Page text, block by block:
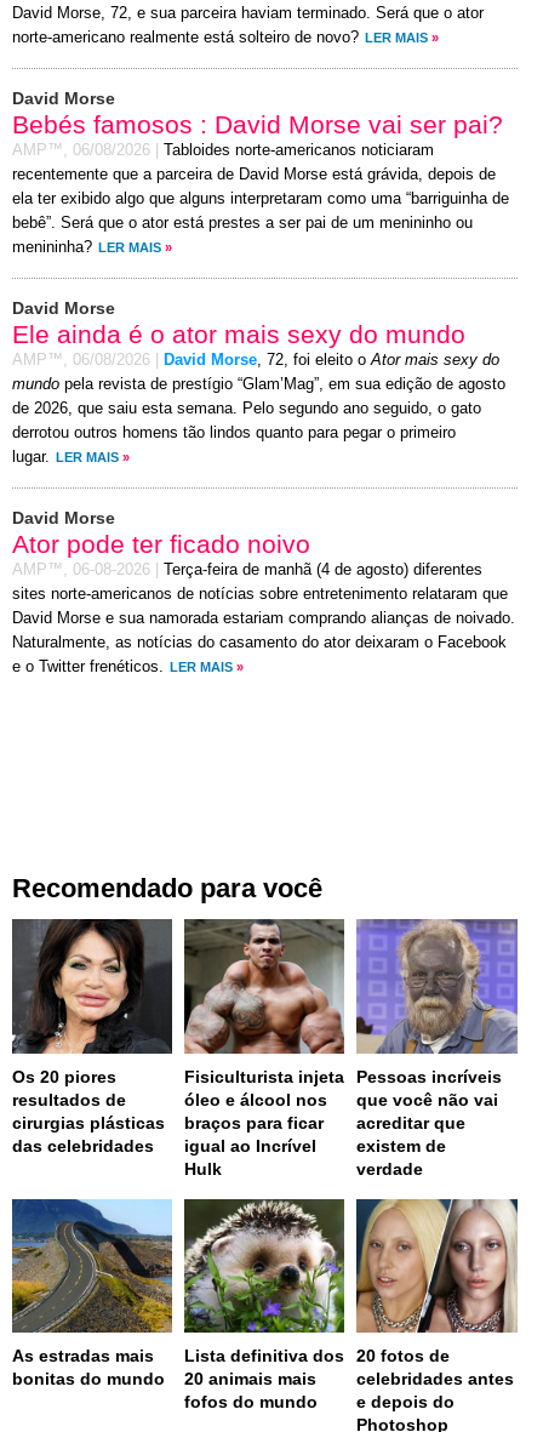
David Morse, 72, e sua parceira haviam terminado. Será que o ator
norte-americano realmente está solteiro de novo? LER MAIS »
David Morse
Bebés famosos : David Morse vai ser pai?
AMP™, 06/08/2026
Tabloides norte-americanos noticiaram
recentemente que a parceira de David Morse está grávida, depois de
ela ter exibido algo que alguns interpretaram como uma “barriguinha de
bebê”. Será que o ator está prestes a ser pai de um menininho ou
menininha? LER MAIS »
David Morse
Ele ainda é o ator mais sexy do mundo
AMP™, 06/08/2026 David Morse, 72, foi eleito oAtor mais sexy do
mundo pela revista de prestígio “Glam’Mag”, em sua edição de agosto
de 2026, que saiu esta semana. Pelo segundo ano seguido, o gato
derrotou outros homens tão lindos quanto para pegar o primeiro
lugar.
LER MAIS »
David Morse
Ator pode ter ficado noivo
AMP™, 06-08-2026
Terça-feira de manhã (4 de agosto) diferentes
sites norte-americanos de notícias sobre entretenimento relataram que
David Morse e sua namorada estariam comprando alianças de noivado.
Naturalmente, as notícias do casamento do ator deixaram o Facebook
e o Twitter frenéticos.
LER MAIS »
Recomendado para você
Os 20 piores
resultados de
cirurgias plásticas
das celebridades
Fisiculturista injeta
óleo e álcool nos
braços para ficar
igual ao Incrível
Hulk
Pessoas incríveis
que você não vai
acreditar que
existem de
verdade
As estradas mais
bonitas do mundo
Lista definitiva dos
20 animais mais
fofos do mundo
20 fotos de
celebridades antes
e depois do
Photoshop